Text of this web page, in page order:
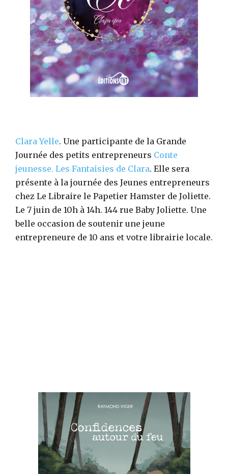
Clara Yelle. Une participante de la Grande
Journée des petits entrepreneurs Conte
jeunesse. Les Fantaisies de Clara. Elle sera
présente à la journée des Jeunes entrepreneurs
chez Le Libraire le Papetier Hamster de Joliette.
Le 7 juin de 10h à 14h. 144 rue Baby Joliette. Une
belle occasion de soutenir une jeune
entrepreneure de 10 ans et votre librairie locale.